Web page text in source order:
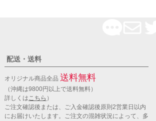
配送・送料
オリジナル商品全品 送料無料
（沖縄は9800円以上で送料無料）
詳しくはこちら ）
ご注文確認後または、ご入金確認後原則2営業日以内
にお届けいたします。ご注文の混雑状況によって、多